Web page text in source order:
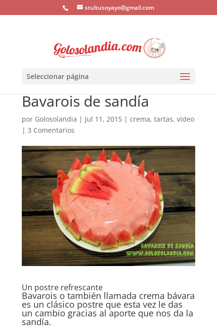
stultusoyayo@gmail.com
Seleccionar página
Bavarois de sandía
por Golosolandia | Jul 11, 2015| crema, tartas, video
| 3 Comentarios
Un postre refrescante
Bavarois o también llamada crema bávara
es un clásico postre que esta vez le das
un cambio gracias al aporte que nos da la
sandía.